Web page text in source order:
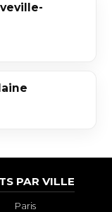
PAR VILLE
Paris